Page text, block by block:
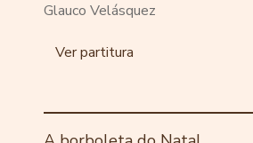
Glauco Velásquez
Ver partitura